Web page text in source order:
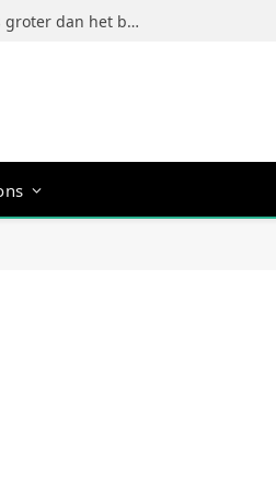
Jeanine Dorrestein (MultiTint): ‘Mijn ambitie is groter dan het bouwen van een succesvol merk’